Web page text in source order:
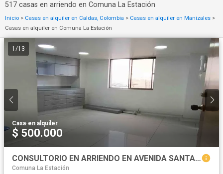
517 casas en arriendo en Comuna La Estación
Inicio > Casas en alquiler en Caldas, Colombia > Casas en alquiler en Manizales >
Casas en alquiler en Comuna La Estación
1 /13
Casa·en alquiler
$ 500.000
CONSULTORIO EN ARRIENDO EN AVENIDA SANTANDER
Comuna La Estación